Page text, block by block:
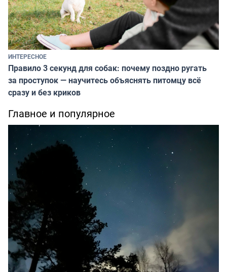
ИНТЕРЕСНОЕ
Правило 3 секунд для собак: почему поздно ругать
за проступок — научитесь объяснять питомцу всё
сразу и без криков
Главное и популярное